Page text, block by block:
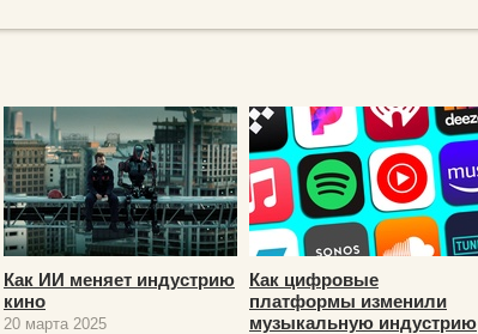
Как ИИ меняет индустрию
кино
20 марта 2025
Как цифровые
платформы изменили
музыкальную индустрию